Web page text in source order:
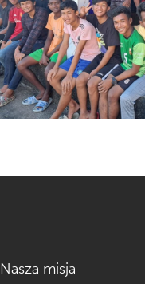
Nasza misja